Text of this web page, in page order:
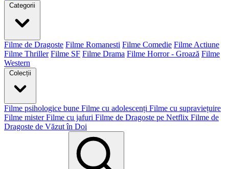
Categorii
Filme de Dragoste Filme Romanesti Filme Comedie Filme Actiune
Filme Thriller Filme SF Filme Drama Filme Horror - Groază Filme
Western
Colecții
Filme psihologice bune Filme cu adolescenți Filme cu supraviețuire
Filme mister Filme cu jafuri Filme de Dragoste pe Netflix Filme de
Dragoste de Văzut în Doi